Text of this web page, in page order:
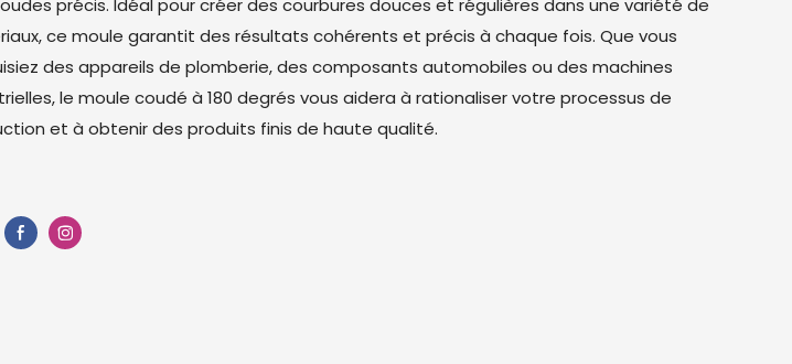
précis. Idéal pour créer des courbures douces et régulières dans une variété de
ce moule garantit des résultats cohérents et précis à chaque fois. Que vous
des appareils de plomberie, des composants automobiles ou des machines
le moule coudé à 180 degrés vous aidera à rationaliser votre processus de
et à obtenir des produits finis de haute qualité.